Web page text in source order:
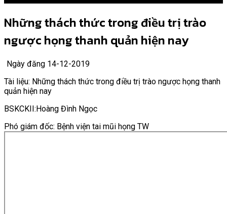
Những thách thức trong điều trị trào
ngược họng thanh quản hiện nay
Ngày đăng 14-12-2019
Tài liệu: Những thách thức trong điều trị trào ngược họng thanh
quản hiện nay
BSKCKII:Hoàng Đình Ngọc
Phó giám đốc: Bệnh viện tai mũi họng TW